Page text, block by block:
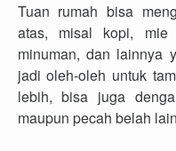
Tuan rumah bisa
atas, misal kopi, mie
minuman, dan lainnya
jadi oleh-oleh untuk
lebih, bisa juga
maupun pecah belah